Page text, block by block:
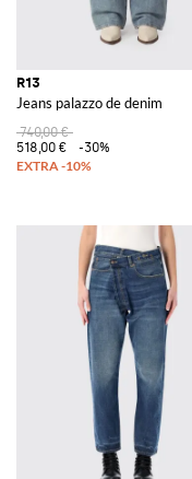
R13
Jeans palazzo de denim
740,00 €
518,00 €
-30%